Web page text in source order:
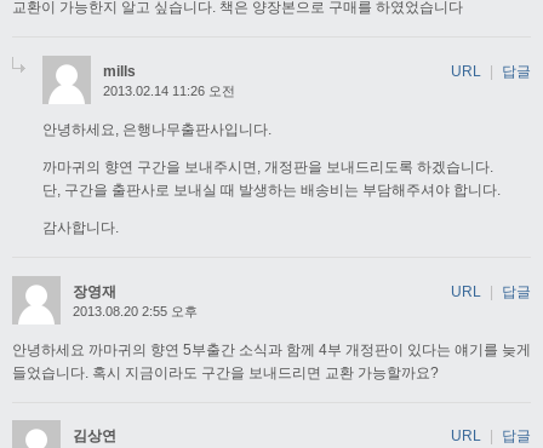
교환이 가능한지 알고 싶습니다. 책은 양장본으로 구매를 하였었습니다
mills
2013.02.14 11:26 오전
안녕하세요, 은행나무출판사입니다.
까마귀의 향연 구간을 보내주시면, 개정판을 보내드리도록 하겠습니다.
단, 구간을 출판사로 보내실 때 발생하는 배송비는 부담해주셔야 합니다.
감사합니다.
URL | 답글
장영재
2013.08.20 2:55 오후
안녕하세요 까마귀의 향연 5부출간 소식과 함께 4부 개정판이 있다는 얘기를 늦게
들었습니다. 혹시 지금이라도 구간을 보내드리면 교환 가능할까요?
URL | 답글
김상연 URL 답글